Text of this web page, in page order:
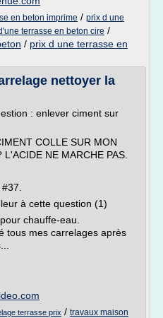
en beton imprime / prix d une
terrasse en beton cire /
/ prix d une terrasse en
nettoyer la
: enlever ciment sur
COLLE SUR MON
NE MARCHE PAS.
à cette question (1)
chauffe-eau.
tous mes carrelages après
terrasse prix / travaux maison